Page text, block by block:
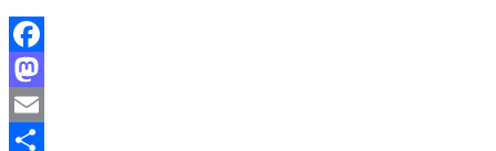
Facebook
Mastodon
Email